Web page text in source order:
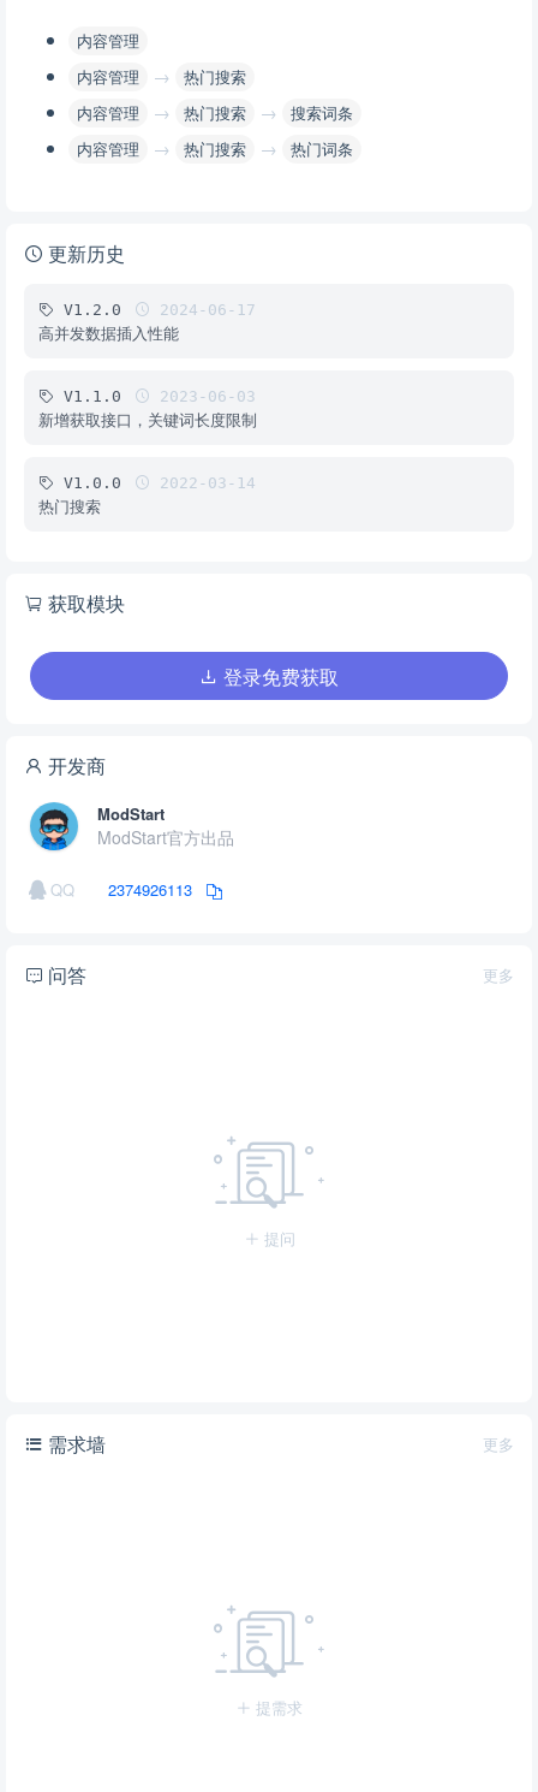
内容管理
内容管理
→
热门搜索
内容管理
→ 热门搜索 →
搜索词条
内容管理
→ 热门搜索 → 热门词条
更新历史
V1.2.0 2024-06-17
高并发数据插入性能
V1.1.0 2023-06-03
新增获取接口，关键词长度限制
V1.0.0 2022-03-14
热门搜索
获取模块
登录免费获取
开发商
ModStart
ModStart官方出品
QQ 2374926113
更多
问答
提问
更多
需求墙
提需求